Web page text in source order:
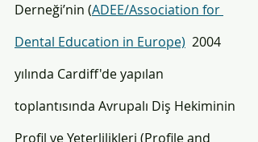
Derneği’nin (ADEE/Association for
Dental Education in Europe) 2004
yılında Cardiff'de yapılan
toplantısında Avrupalı Diş Hekiminin
Profil ve Yeterlilikleri (Profile and